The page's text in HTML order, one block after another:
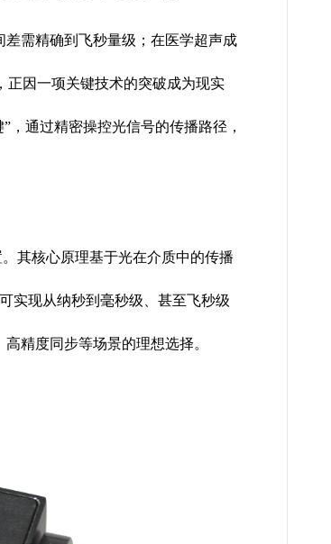
需精确到飞秒量级；在医学超声成
因一项关键技术的突破成为现实
，通过精密操控光信号的传播路径，
其核心原理基于光在介质中的传播
实现从纳秒到毫秒级、甚至飞秒级
精度同步等场景的理想选择。